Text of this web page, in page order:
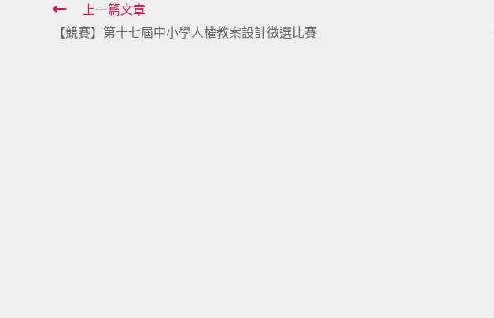
Read
more
上一篇文章
【競賽】第十七屆中小學人權教案設計徵選比賽